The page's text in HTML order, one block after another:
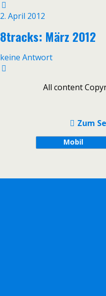
2. April 2012
8tracks: März 2012
keine Antwort
All content
Zum
Mobil